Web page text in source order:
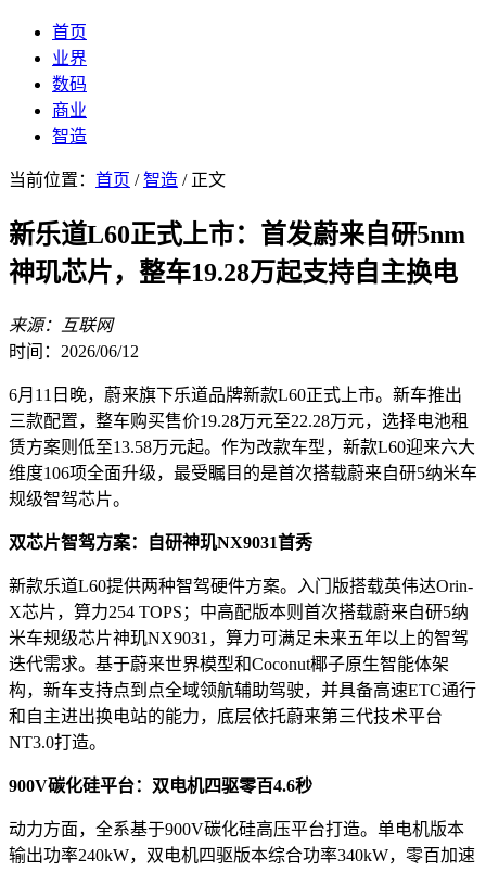
首页
业界
数码
商业
智造
当前位置： 首页 /智造 / 正文
新乐道L60正式上市：首发蔚来自研5nm
神玑芯片，整车19.28万起支持自主换电
来源：互联网
时间：2026/06/12
6月11日晚，蔚来旗下乐道品牌新款L60正式上市。新车推出
三款配置，整车购买售价19.28万元至22.28万元，选择电池租
赁方案则低至13.58万元起。作为改款车型，新款L60迎来六大
维度106项全面升级，最受瞩目的是首次搭载蔚来自研5纳米车
规级智驾芯片。
双芯片智驾方案：自研神玑NX9031首秀
新款乐道L60提供两种智驾硬件方案。入门版搭载英伟达Orin-
X芯片，算力254 TOPS；中高配版本则首次搭载蔚来自研5纳
米车规级芯片神玑NX9031，算力可满足未来五年以上的智驾
迭代需求。基于蔚来世界模型和Coconut椰子原生智能体架
构，新车支持点到点全域领航辅助驾驶，并具备高速ETC通行
和自主进出换电站的能力，底层依托蔚来第三代技术平台
NT3.0打造。
900V碳化硅平台：双电机四驱零百4.6秒
动力方面，全系基于900V碳化硅高压平台打造。单电机版本
输出功率240kW，双电机四驱版本综合功率340kW，零百加速